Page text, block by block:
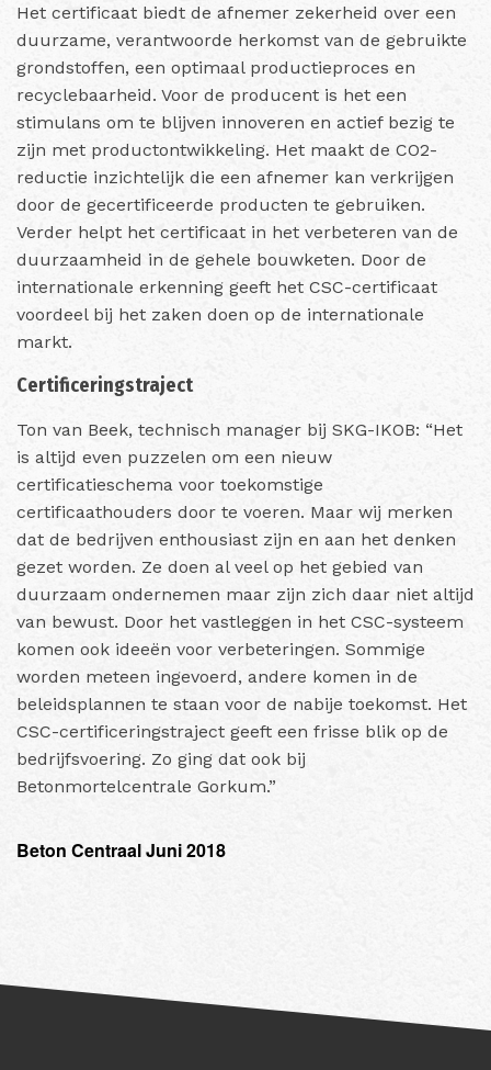
Het certificaat biedt de afnemer zekerheid over een
duurzame, verantwoorde herkomst van de gebruikte
grondstoffen, een optimaal productieproces en
recyclebaarheid. Voor de producent is het een
stimulans om te blijven innoveren en actief bezig te
zijn met productontwikkeling. Het maakt de CO2-
reductie inzichtelijk die een afnemer kan verkrijgen
door de gecertificeerde producten te gebruiken.
Verder helpt het certificaat in het verbeteren van de
duurzaamheid in de gehele bouwketen. Door de
internationale erkenning geeft het CSC-certificaat
voordeel bij het zaken doen op de internationale
markt.
Certificeringstraject
Ton van Beek, technisch manager bij SKG-IKOB: “Het
is altijd even puzzelen om een nieuw
certificatieschema voor toekomstige
certificaathouders door te voeren. Maar wij merken
dat de bedrijven enthousiast zijn en aan het denken
gezet worden. Ze doen al veel op het gebied van
duurzaam ondernemen maar zijn zich daar niet altijd
van bewust. Door het vastleggen in het CSC-systeem
komen ook ideeën voor verbeteringen. Sommige
worden meteen ingevoerd, andere komen in de
beleidsplannen te staan voor de nabije toekomst. Het
CSC-certificeringstraject geeft een frisse blik op de
bedrijfsvoering. Zo ging dat ook bij
Betonmortelcentrale Gorkum.”
Beton Centraal Juni 2018